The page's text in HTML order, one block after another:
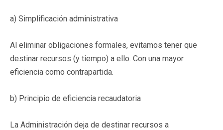
a) Simplificación administrativa
Al eliminar obligaciones formales, evitamos tener que
destinar recursos (y tiempo) a ello. Con una mayor
eficiencia como contrapartida.
b) Principio de eficiencia recaudatoria
La Administración deja de destinar recursos a